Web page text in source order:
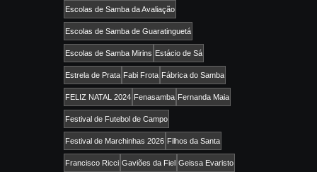
Escolas de Samba da Avaliação
Escolas de Samba de Guaratinguetá
Escolas de Samba Mirins Estácio de Sá
Estrela de Prata Fabi Frota Fábrica do Samba
FELIZ NATAL 2024 Fenasamba Fernanda Maia
Festival de Futebol de Campo
Festival de Marchinhas 2026 Filhos da Santa
Francisco Ricci Gaviões da Fiel Geissa Evaristo